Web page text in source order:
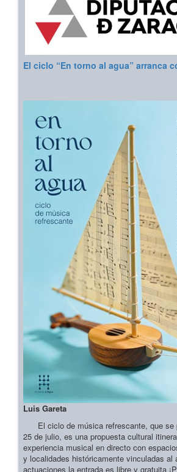
El ciclo “En torno al agua” arranca
Luis Gareta
El ciclo de música refrescante, que se
25 de julio, es una propuesta cultural
experiencia musical en directo con
y localidades históricamente vinculadas al
actuaciones la entrada es libre y gratuita